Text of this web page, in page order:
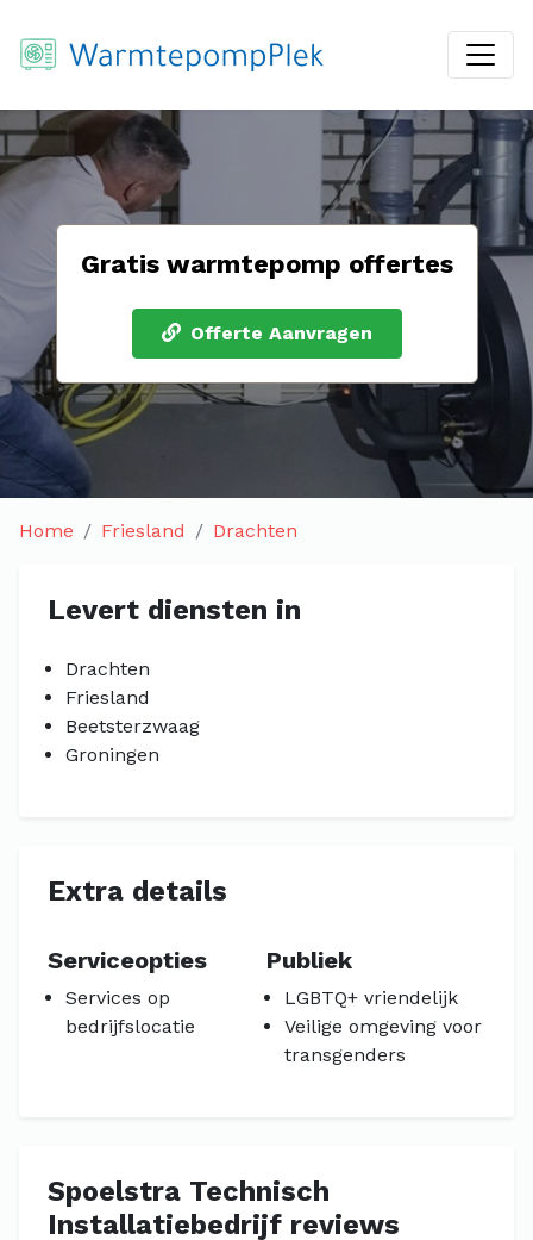
Gratis warmtepomp offertes
Offerte Aanvragen
Home Friesland Drachten
Levert diensten in
Drachten
Friesland
Beetsterzwaag
Groningen
Extra details
Serviceopties
Services op
bedrijfslocatie
Publiek
LGBTQ+ vriendelijk
Veilige omgeving voor
transgenders
Spoelstra Technisch
Installatiebedrijf reviews